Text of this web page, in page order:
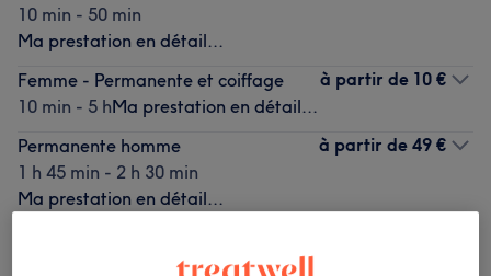
10 min - 50 min
Ma prestation en détail...
Femme - Permanente et coiffage
10 min - 5 hMa prestation en détail...
à partir de 10 €
Permanente homme
1 h 45 min - 2 h 30 min
Ma prestation en détail...
à partir de 49 €
shampoing et brushing